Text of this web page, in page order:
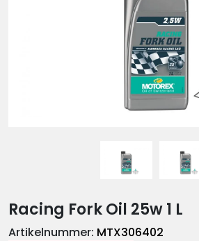
Racing Fork Oil 25w 1 L
Artikelnummer: MTX306402